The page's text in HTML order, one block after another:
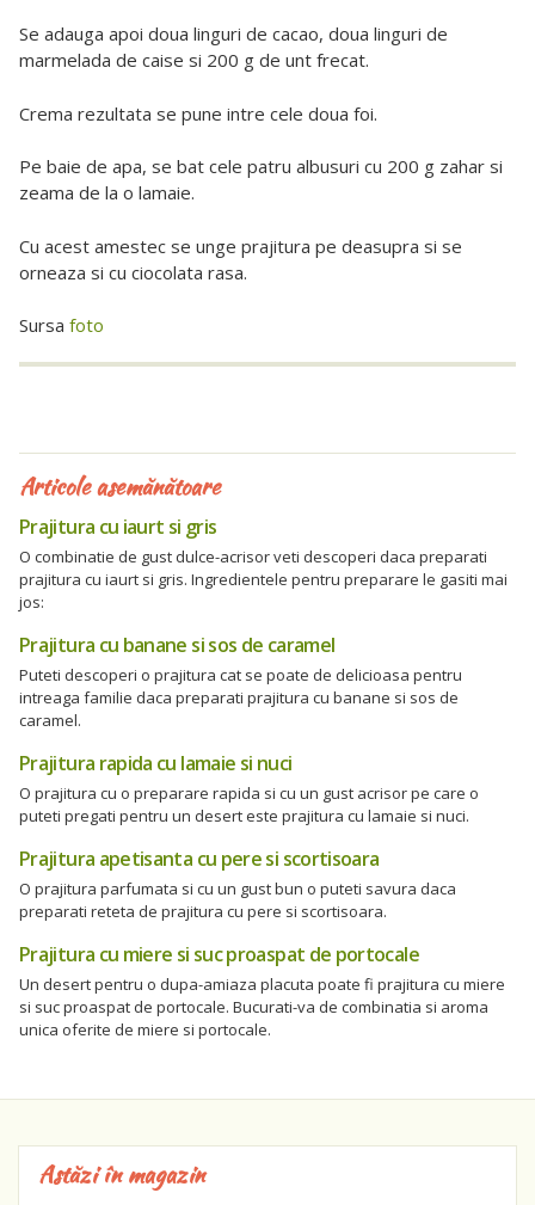
Se adauga apoi doua linguri de cacao, doua linguri de
marmelada de caise si 200 g de unt frecat.
Crema rezultata se pune intre cele doua foi.
Pe baie de apa, se bat cele patru albusuri cu 200 g zahar si
zeama de la o lamaie.
Cu acest amestec se unge prajitura pe deasupra si se
orneaza si cu ciocolata rasa.
Sursa foto
Articole asemănătoare
Prajitura cu iaurt si gris
O combinatie de gust dulce-acrisor veti descoperi daca preparati
prajitura cu iaurt si gris. Ingredientele pentru preparare le gasiti mai
jos:
Prajitura cu banane si sos de caramel
Puteti descoperi o prajitura cat se poate de delicioasa pentru
intreaga familie daca preparati prajitura cu banane si sos de
caramel.
Prajitura rapida cu lamaie si nuci
O prajitura cu o preparare rapida si cu un gust acrisor pe care o
puteti pregati pentru un desert este prajitura cu lamaie si nuci.
Prajitura apetisanta cu pere si scortisoara
O prajitura parfumata si cu un gust bun o puteti savura daca
preparati reteta de prajitura cu pere si scortisoara.
Prajitura cu miere si suc proaspat de portocale
Un desert pentru o dupa-amiaza placuta poate fi prajitura cu miere
si suc proaspat de portocale. Bucurati-va de combinatia si aroma
unica oferite de miere si portocale.
Astăzi în magazin